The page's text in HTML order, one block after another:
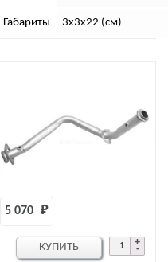
Габариты 3х3х22 (см)
5 070 ₽
КУПИТЬ